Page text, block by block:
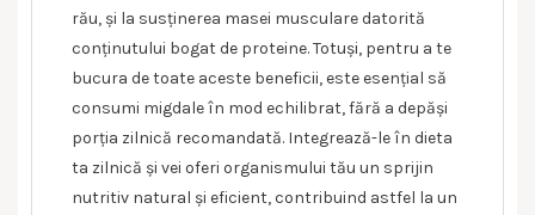
rău, și la susținerea masei musculare datorită
conținutului bogat de proteine. Totuși, pentru a te
bucura de toate aceste beneficii, este esențial să
consumi migdale în mod echilibrat, fără a depăși
porția zilnică recomandată. Integrează-le în dieta
ta zilnică și vei oferi organismului tău un sprijin
nutritiv natural și eficient, contribuind astfel la un